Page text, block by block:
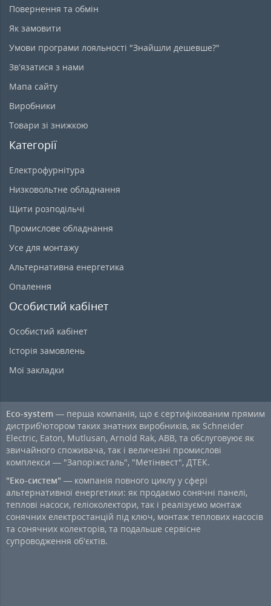
Повернення та обмін
Як замовити
Умови програми лояльності "Знайшли дешевше?"
Зв’язатися з нами
Мапа сайту
Виробники
Товари зі знижкою
Категорії
Електрофурнітура
Низковольтне обладнання
Щити розподільчі
Промислове обладнання
Усе для монтажу
Альтернативна енергетика
Опалення
Особистий кабінет
Особистий кабінет
Історія замовлень
Мої закладки
Eco-system — перша компанія, що є сертифікованим прямим
дистриб'ютором таких знатних виробників, як Schneider
Electric, Eaton, Mutlusan, Arnold Rak, ABB, та обслуговуює як
звичайного споживача, так і величезні промислові
комплекси — "Запоріжсталь", "Метінвест", ДТЕК.
"Еко-систем" — компанія повного циклу у сфері
альтернативної енергетики: як продаємо сонячні панелі,
теплові насоси, геліоколектори, так і реалізуємо монтаж
сонячних електростанцій під ключ, монтаж теплових насосів
та сонячних колекторів, та подальше сервісне
супроводження об'єктів.